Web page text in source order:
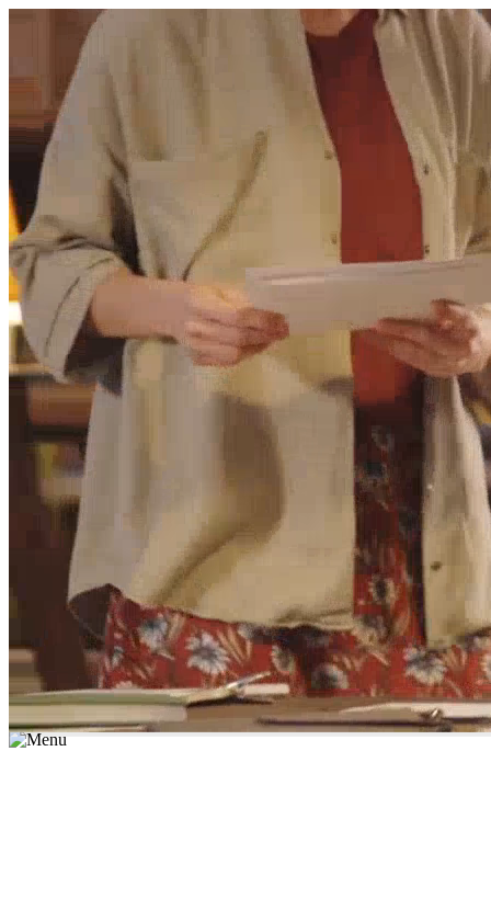
היום לומדים
מצאו מורה
הצטרפות מורים פרטיים
שירות לקוחות
משרות פתוחות
התחברות
כל הזכויות שמורות 2026 © Lessoons
חיפוש
המורים הטובים
מצאו מורה עכשיו *יש לבחור נושא לימוד / עיר מהרשימה שבשדה החיפוש
הצטרפות מורים פרטיים התחברות מצא מורה
הצטרפות מורים פרטיים התחברות מצא מורה